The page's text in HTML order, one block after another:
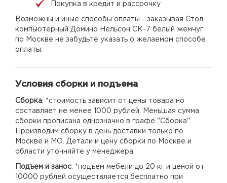
Покупка в кредит и рассрочку
Возможны и иные способы оплаты - заказывая Стол
компьютерный Домино Нельсон СК-7 белый жемчуг
по Москве не забудьте указать о желаемом способе
оплаты.
Условия сборки и подъема
Сборка: *стоимость зависит от цены товара но
составляет не менее 1000 рублей. Меньшая сумма
сборки прописана однозначно в графе "Сборка".
Производим сборку в день доставки только по
Москве и МО. Детали и цену сборки по Москве и
области уточняйте у менеджера.
Подъем и занос: *подъем мебели до 20 кг и ценой от
10000 рублей осуществляется бесплатно при